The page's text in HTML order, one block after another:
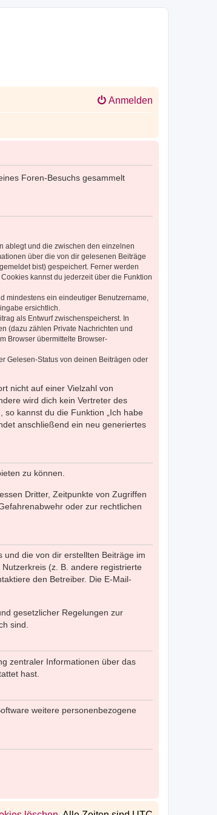
Anmelden
Foren-Besuchs gesammelt
ablegt und die zwischen den einzelnen
über die von dir gelesenen Beiträge
bist) gespeichert. Ferner werden
kannst du jederzeit über die Funktion
mindestens ein eindeutiger Benutzername,
ersichtlich.
als Entwurf zwischenspeicherst. In
(dazu zählen Private Nachrichten und
Browser übermittelte Browser-
Gelesen-Status von deinen Beiträgen oder
nicht auf einer Vielzahl von
wird dich kein Vertreter des
kannst du die Funktion „Ich habe
anschließend ein neu generiertes
zu können.
Dritter, Zeitpunkte von Zugriffen
oder zur rechtlichen
die von dir erstellten Beiträge im
(z. B. andere registrierte
den Betreiber. Die E-Mail-
gesetzlicher Regelungen zur
sind.
zentraler Informationen über das
hast.
weitere personenbezogene